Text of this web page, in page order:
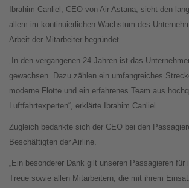
Ibrahim Canliel, CEO von Air Astana, sieht den
allem im kontinuierlichen Wachstum des
Arbeit der Mitarbeiter begründet.
„In den vergangenen 24 Jahren ist das
gewachsen. Dazu zählen ein umfangreiches
moderne Flotte und ein erfahrenes Team aus
Luftfahrtexperten“, erklärte Ibrahim Canliel.
Zugleich bedankte sich der CEO bei den
Beschäftigten der Airline.
„Ein besonderer Dank gilt unseren Passagieren für
Treue sowie allen Mitarbeitern, die mit ihrem